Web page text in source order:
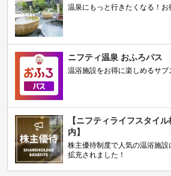
温泉にもっと行きたくなる！お
ニフティ温泉 おふろパス
温浴施設をお得に楽しめるサ
【ニフティライフスタイ
内】
株主優待制度で人気の温浴施
拡充されました！